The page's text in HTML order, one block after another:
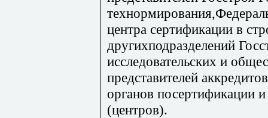
центра сертификации в
другихподразделений
исследовательских и
представителей
органов посертификации
(центров).